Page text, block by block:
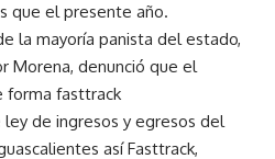
que el presente año.
la mayoría panista del estado,
Morena, denunció que el
forma fasttrack
de ingresos y egresos del
así Fasttrack,